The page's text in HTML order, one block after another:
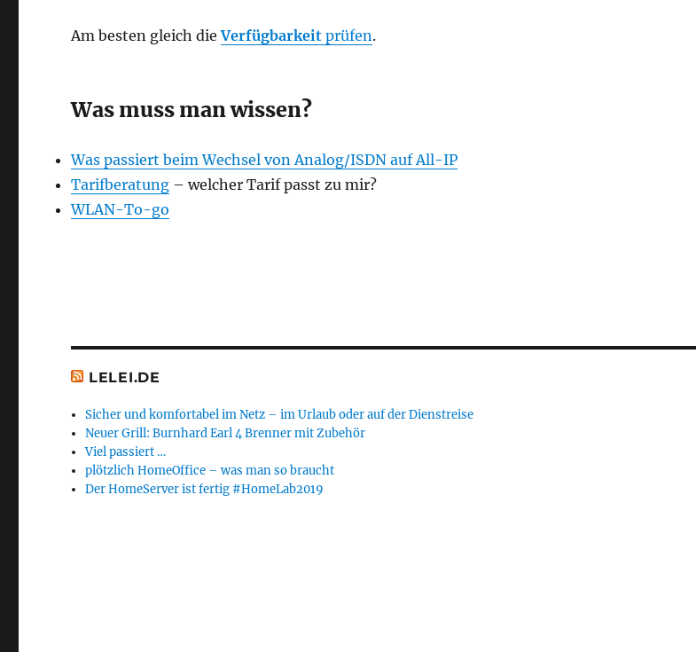
Am besten gleich dieVerfügbarkeit prüfen.
Was muss man wissen?
Was passiert beim Wechsel von Analog/ISDN auf All-IP
Tarifberatung – welcher Tarif passt zu mir?
WLAN-To-go
LELEI.DE
Sicher und komfortabel im Netz – im Urlaub oder auf der Dienstreise
Neuer Grill: Burnhard Earl 4 Brenner mit Zubehör
Viel passiert …
plötzlich HomeOffice – was man so braucht
Der HomeServer ist fertig #HomeLab2019